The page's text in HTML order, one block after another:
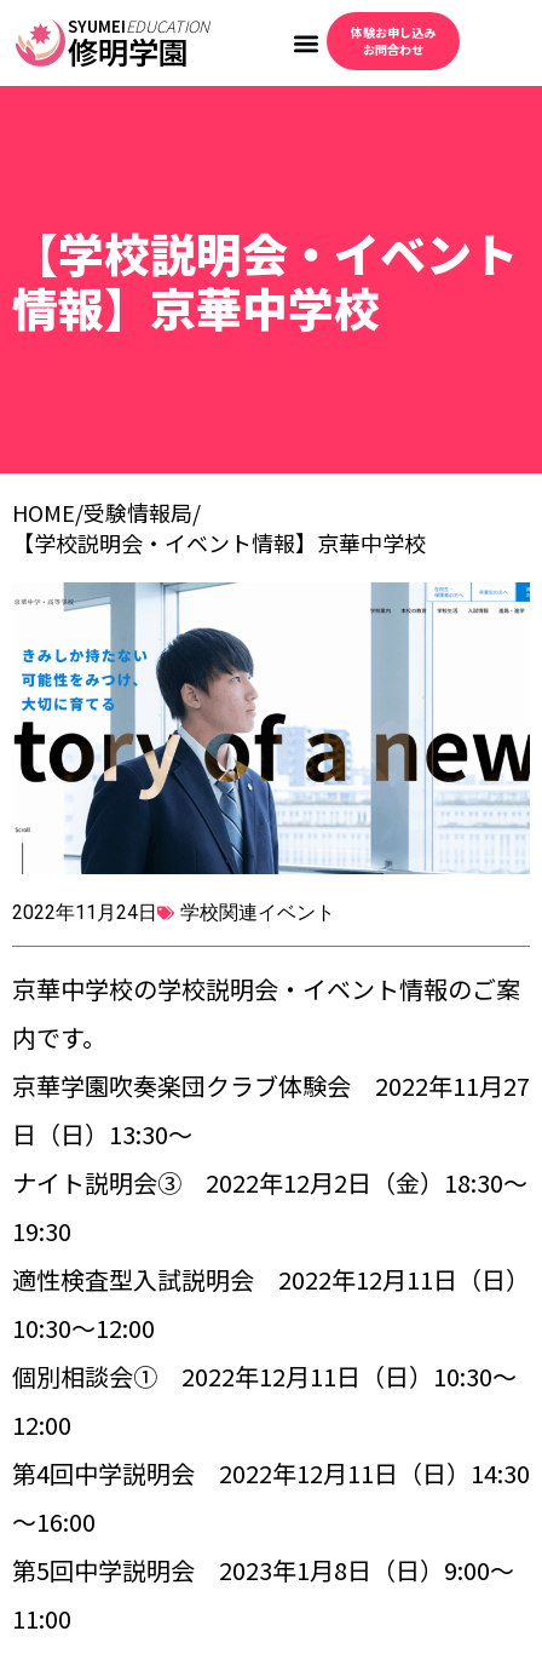
SYUMEIEDUCATION
修明学園
体験お申し込み
お問合わせ
【学校説明会・イベント
情報】京華中学校
HOME/受験情報局/
【学校説明会・イベント情報】京華中学校
2022年11月24日 学校関連イベント
京華中学校の学校説明会・イベント情報のご案
内です。
京華学園吹奏楽団クラブ体験会 2022年11月27
日（日）13:30～
ナイト説明会③ 2022年12月2日（金）18:30～
19:30
適性検査型入試説明会 2022年12月11日（日）
10:30～12:00
個別相談会① 2022年12月11日（日）10:30～
12:00
第4回中学説明会 2022年12月11日（日）14:30
～16:00
第5回中学説明会 2023年1月8日（日）9:00～
11:00